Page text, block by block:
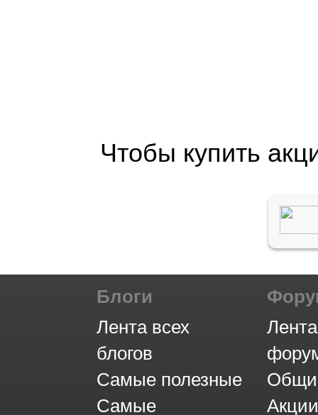
Чтобы купить
Блоги
Лента всех
блогов
Самые полезные
Самые
Акции